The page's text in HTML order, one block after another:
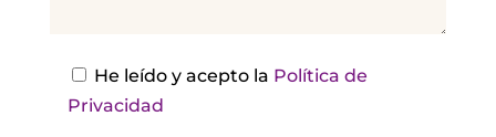
He leído y acepto la Política de
Privacidad